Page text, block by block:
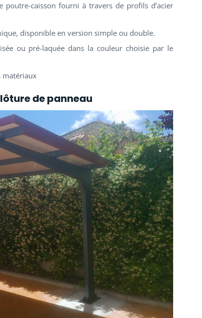
poutre-caisson fourni à travers de profils d’acier
disponible en version simple ou double.
ou pré-laquée dans la couleur choisie par le
matériaux
de panneau